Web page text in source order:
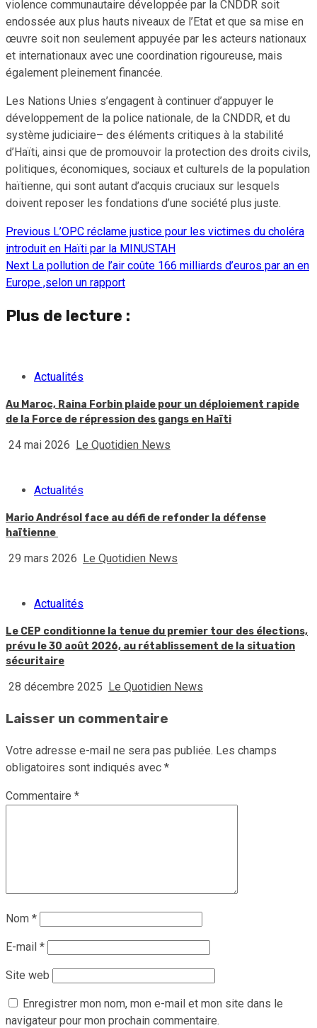
violence communautaire développée par la CNDDR soit
endossée aux plus hauts niveaux de l’Etat et que sa mise en
œuvre soit non seulement appuyée par les acteurs nationaux
et internationaux avec une coordination rigoureuse, mais
également pleinement financée.
Les Nations Unies s’engagent à continuer d’appuyer le
développement de la police nationale, de la CNDDR, et du
système judiciaire– des éléments critiques à la stabilité
d’Haïti, ainsi que de promouvoir la protection des droits civils,
politiques, économiques, sociaux et culturels de la population
haïtienne, qui sont autant d’acquis cruciaux sur lesquels
doivent reposer les fondations d’une société plus juste.
Continue
Reading
Previous L’OPC réclame justice pour les victimes du choléra
introduit en Haïti par la MINUSTAH
Next La pollution de l’air coûte 166 milliards d’euros par an en
Europe ,selon un rapport
Plus de lecture :
Actualités
Au Maroc, Raina Forbin plaide pour un déploiement rapide
de la Force de répression des gangs en Haïti
24 mai 2026 Le Quotidien News
Actualités
Mario Andrésol face au défi de refonder la défense
haïtienne
29 mars 2026 Le Quotidien News
Actualités
Le CEP conditionne la tenue du premier tour des élections,
prévu le 30 août 2026, au rétablissement de la situation
sécuritaire
28 décembre 2025 Le Quotidien News
Laisser un commentaire
Votre adresse e-mail ne sera pas publiée. Les champs
obligatoires sont indiqués avec *
Commentaire *
Nom *
E-mail *
Site web
Enregistrer mon nom, mon e-mail et mon site dans le
navigateur pour mon prochain commentaire.